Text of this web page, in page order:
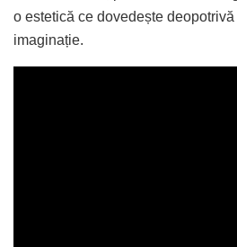
o estetică ce dovedește
imaginație.